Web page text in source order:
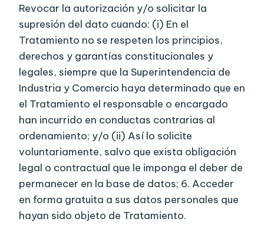
Revocar la autorización y/o solicitar la
supresión del dato cuando: (i) En el
Tratamiento no se respeten los principios,
derechos y garantías constitucionales y
legales, siempre que la Superintendencia de
Industria y Comercio haya determinado que en
el Tratamiento el responsable o encargado
han incurrido en conductas contrarias al
ordenamiento; y/o (ii) Así lo solicite
voluntariamente, salvo que exista obligación
legal o contractual que le imponga el deber de
permanecer en la base de datos; 6. Acceder
en forma gratuita a sus datos personales que
hayan sido objeto de Tratamiento.